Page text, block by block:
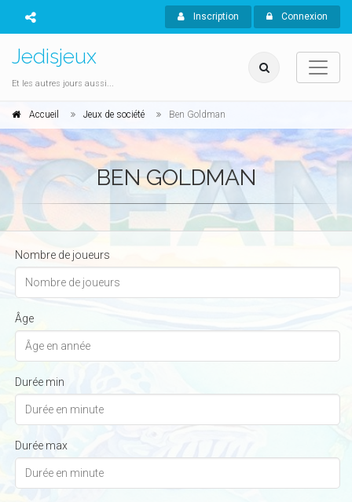
Inscription Connexion
Jedisjeux
Et les autres jours aussi...
Accueil Jeux de société Ben Goldman
BEN GOLDMAN
Nombre de joueurs
Âge
Durée min
Durée max